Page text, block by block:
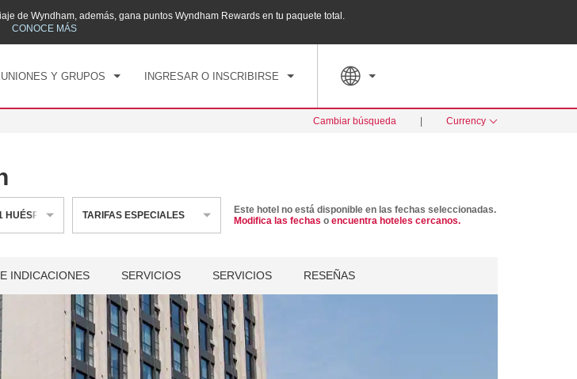
de Wyndham, además, gana puntos Wyndham Rewards en tu paquete total.
CONOCE MÁS
Y GRUPOS INGRESAR O INSCRIBIRSE
OUT
08 AGO 2026
Cambiar búsqueda Currency
HUÉSPED TARIFAS ESPECIALES
Este hotel no está disponible en las fechas seleccionadas.
Modifica las fechas o encuentra hoteles cercanos.
INDICACIONES SERVICIOS SERVICIOS RESEÑAS